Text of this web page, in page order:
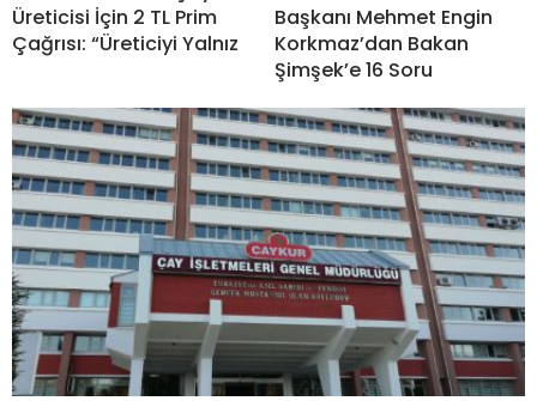
Üreticisi İçin 2 TL Prim
Çağrısı: “Üreticiyi Yalnız
Başkanı Mehmet Engin
Korkmaz’dan Bakan
Şimşek’e 16 Soru